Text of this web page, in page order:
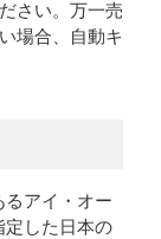
さい。万一売
場合、自動キ
アイ・オー
定した日本の